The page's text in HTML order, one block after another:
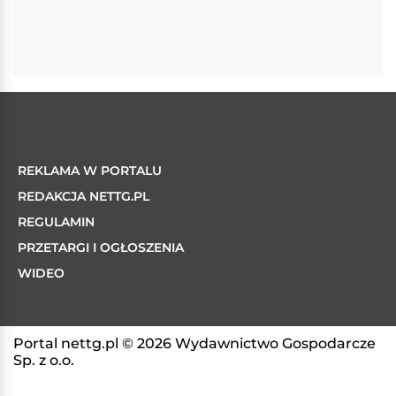
REKLAMA W PORTALU
REDAKCJA NETTG.PL
REGULAMIN
PRZETARGI I OGŁOSZENIA
WIDEO
Portal nettg.pl © 2026 Wydawnictwo Gospodarcze
Sp. z o.o.